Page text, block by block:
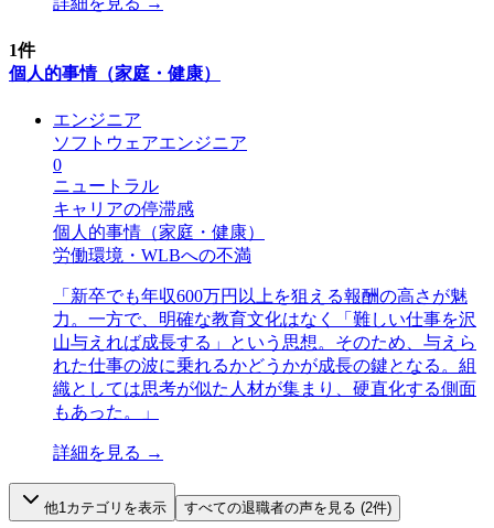
1件
個人的事情（家庭・健康）
エンジニア
ソフトウェアエンジニア
0
ニュートラル
キャリアの停滞感
個人的事情（家庭・健康）
労働環境・WLBへの不満
「 新卒でも年収600万円以上を狙える報酬の高さが魅
力。一方で、明確な教育文化はなく「難しい仕事を沢
山与えれば成長する」という思想。そのため、与えら
れた仕事の波に乗れるかどうかが成長の鍵となる。組
織としては思考が似た人材が集まり、硬直化する側面
もあった。
」
詳細を見る →
他1 カテゴリを表示 すべての退職者の声を見る (2件)